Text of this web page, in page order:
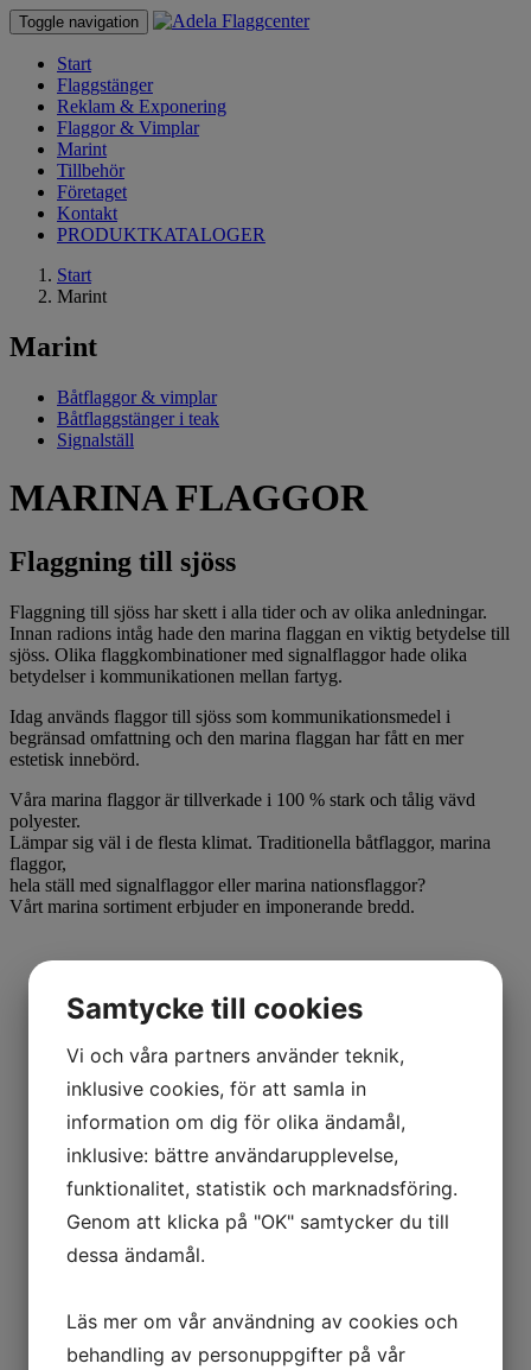
Toggle navigation
Start
Flaggstänger
Reklam & Exponering
Flaggor & Vimplar
Marint
Tillbehör
Företaget
Kontakt
PRODUKTKATALOGER
Start
Marint
Marint
Båtflaggor & vimplar
Båtflaggstänger i teak
Signalställ
MARINA FLAGGOR
Flaggning till sjöss
Flaggning till sjöss har skett i alla tider och av olika anledningar.
Innan radions intåg hade den marina flaggan en viktig betydelse till
sjöss. Olika flaggkombinationer med signalflaggor hade olika
betydelser i kommunikationen mellan fartyg.
Idag används flaggor till sjöss som kommunikationsmedel i
begränsad omfattning och den marina flaggan har fått en mer
estetisk innebörd.
Våra marina flaggor är tillverkade i 100 % stark och tålig vävd
polyester.
Lämpar sig väl i de flesta klimat. Traditionella båtflaggor, marina
flaggor,
hela ställ med signalflaggor eller marina nationsflaggor?
Vårt marina sortiment erbjuder en imponerande bredd.
Samtycke till cookies
Vi och våra partners använder teknik,
inklusive cookies, för att samla in
information om dig för olika ändamål,
inklusive: bättre användarupplevelse,
funktionalitet, statistik och marknadsföring.
Genom att klicka på "OK" samtycker du till
dessa ändamål.
Läs mer om vår användning av cookies och
behandling av personuppgifter på vår